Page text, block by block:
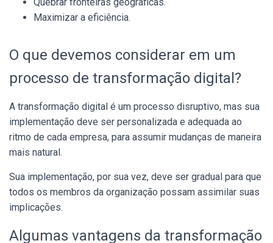
Maximizar a eficiência.
O que devemos considerar em um
processo de transformação digital?
A transformação digital é um processo disruptivo, mas sua
implementação deve ser personalizada e adequada ao
ritmo de cada empresa, para assumir mudanças de maneira
mais natural.
Sua implementação, por sua vez, deve ser gradual para que
todos os membros da organização possam assimilar suas
implicações.
Algumas vantagens da transformação